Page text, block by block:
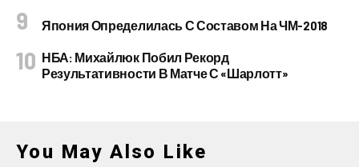
Япония Определилась С Составом На ЧМ-2018
НБА: Михайлюк Побил Рекорд
Результативности В Матче С «Шарлотт»
You May Also Like